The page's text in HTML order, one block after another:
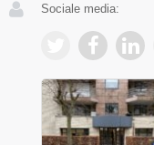
Sociale media: